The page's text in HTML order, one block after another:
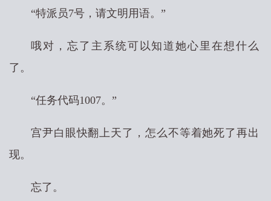
“特派员7号，请文明用语。”
哦对，忘了主系统可以知道她心里在想什么
了。
“任务代码1007。”
宫尹白眼快翻上天了，怎么不等着她死了再出
现。
忘了。